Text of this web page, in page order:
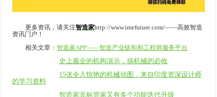
更多资讯，请关注智造家http://www.imefuture.com/——高效智造
资讯门户！
相关文章： 智造家APP——智造产业链和和工程师服务平台
史上最全的机构演示，搞机械的必收
15张令人惊艳的机械动图，来自印度资深设计师
的学习资料
智造家非标管家又有多个功能迭代升级